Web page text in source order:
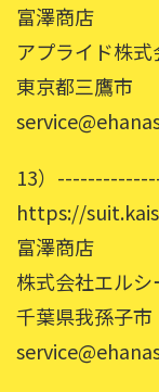
富澤商店
アプライド株
東京都三鷹市
13）
https://
富澤商店
株式会社エル
千葉県我孫子市